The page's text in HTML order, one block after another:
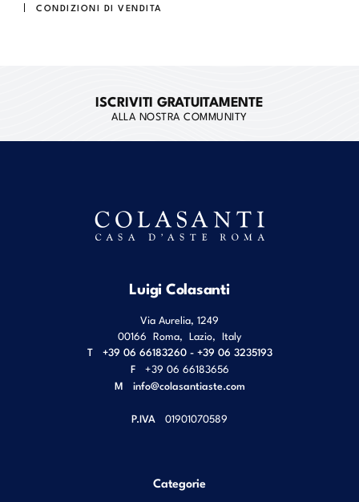
CONDIZIONI DI VENDITA
ISCRIVITI GRATUITAMENTE
ALLA NOSTRA COMMUNITY
Luigi Colasanti
Via Aurelia, 1249
00166 Roma Lazio Italy
T
+39 06 66183260 - +39 06 3235193
F
+39 06 66183656
M info@colasantiaste.com
P.IVA 01901070589
Categorie